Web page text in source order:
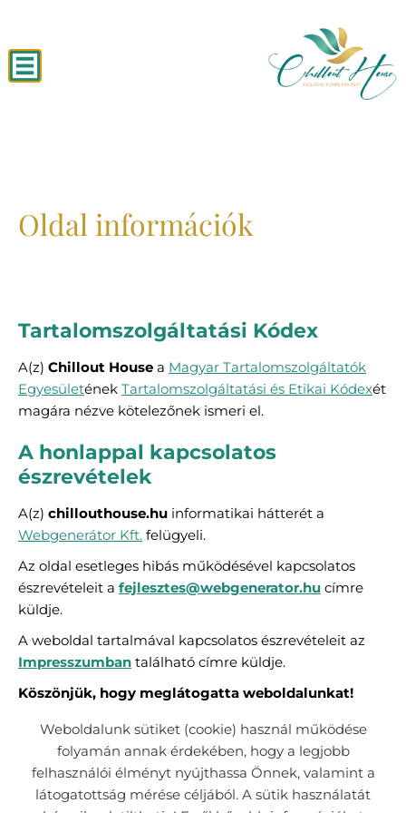
Oldal információk
Tartalomszolgáltatási Kódex
A(z) Chillout House a Magyar Tartalomszolgáltatók
Egyesületének Tartalomszolgáltatási és Etikai Kódexét
magára nézve kötelezőnek ismeri el.
A honlappal kapcsolatos
észrevételek
A(z) chillouthouse.hu informatikai hátterét a
Webgenerátor Kft. felügyeli.
Az oldal esetleges hibás működésével kapcsolatos
észrevételeit a fejlesztes@webgenerator.hu címre
küldje.
A weboldal tartalmával kapcsolatos észrevételeit az
Impresszumban található címre küldje.
Köszönjük, hogy meglátogatta weboldalunkat!
Oldal információk Adatkezelési tájékoztató
Weboldalunk sütiket (cookie) használ működése
folyamán annak érdekében, hogy a legjobb
felhasználói élményt nyújthassa Önnek, valamint a
látogatottság mérése céljából. A sütik használatát